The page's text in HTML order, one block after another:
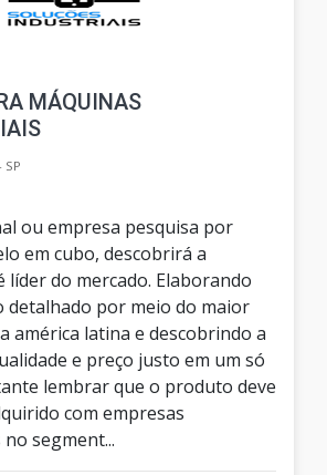
MÁQUINAS
SP
ou empresa pesquisa por
em cubo, descobrirá a
líder do mercado. Elaborando
detalhado por meio do maior
américa latina e descobrindo a
e preço justo em um só
lembrar que o produto deve
com empresas
segment...